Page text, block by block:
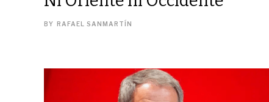
BY RAFAEL SANMARTÍN